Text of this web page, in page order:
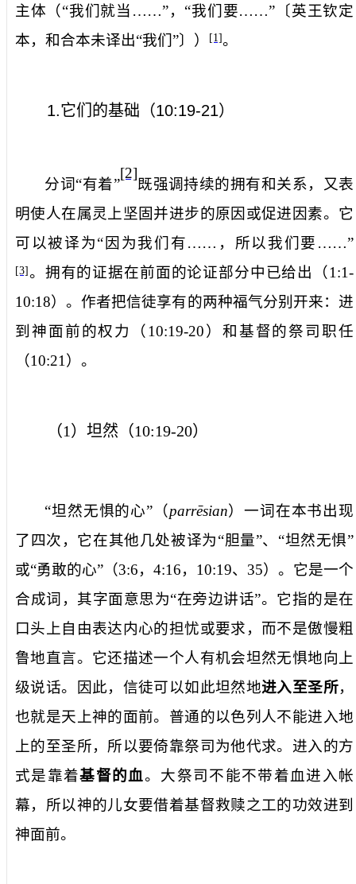
主体（“我们就当……”，“我们要……”〔英王钦定
本，和合本未译出“我们”〕） [1]。
1.它们的基础（10:19-21）
分词“有着”
[2]
既强调持续的拥有和关系，又表
明使人在属灵上坚固并进步的原因或促进因素。它
可以被译为“因为我们有……，所以我们要……”
[3] 。拥有的证据在前面的论证部分中已给出（1:1-
10:18）。作者把信徒享有的两种福气分别开来：进
到神面前的权力（ 10:19-20 ）和基督的祭司职任
（10:21）。
（1 ）坦然（10:19-20）
“坦然无惧的心”（parresian）一词在本书出现
了四次，它在其他几处被译为“胆量”、“坦然无惧”
或“勇敢的心”（3:6， 4:16， 10:19、 35）。它是一个
合成词，其字面意思为“在旁边讲话”。它指的是在
口头上自由表达内心的担忧或要求，而不是傲慢粗
鲁地直言。它还描述一个人有机会坦然无惧地向上
级说话。因此，信徒可以如此坦然地进入至圣所，
也就是天上神的面前。普通的以色列人不能进入地
上的至圣所，所以要倚靠祭司为他代求。进入的方
式是靠着基督的血。大祭司不能不带着血进入帐
幕，所以神的儿女要借着基督救赎之工的功效进到
神面前。